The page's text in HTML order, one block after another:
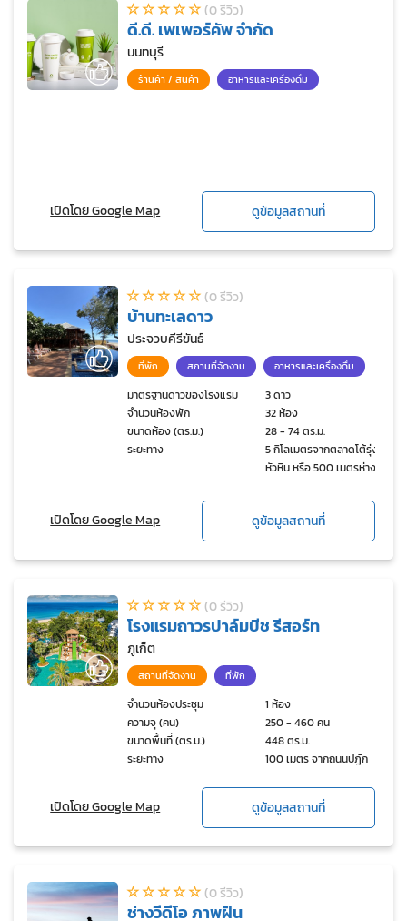
(0 รีวิว)
ดี.ดี. เพเพอร์คัพ จำกัด
นนทบุรี
ร้านค้า / สินค้า อาหารและเครื่องดื่ม
เปิดโดย Google Map ดูข้อมูลสถานที่
(0 รีวิว)
บ้านทะเลดาว
ประจวบคีรีขันธ์
ที่พัก สถานที่จัดงาน อาหารและเครื่องดื่ม
มาตรฐานดาวของโรงแรม
3 ดาว
จำนวนห้องพัก
32 ห้อง
ขนาดห้อง (ตร.ม.)
28 - 74 ตร.ม.
ระยะทาง
5 กิโลเมตรจากตลาดโต้รุ่ง
หัวหิน หรือ 500 เมตรห่าง
จากตลาดแทมมารีน
เปิดโดย Google Map ดูข้อมูลสถานที่
(0 รีวิว)
โรงแรมถาวรปาล์มบีช รีสอร์ท
ภูเก็ต
สถานที่จัดงาน ที่พัก
จำนวนห้องประชุม
1 ห้อง
ความจุ (คน)
250 - 460 คน
ขนาดพื้นที่ (ตร.ม.)
448 ตร.ม.
ระยะทาง
100 เมตร จากถนนปฎัก
เปิดโดย Google Map ดูข้อมูลสถานที่
(0 รีวิว)
ช่างวีดีโอ ภาพฝัน